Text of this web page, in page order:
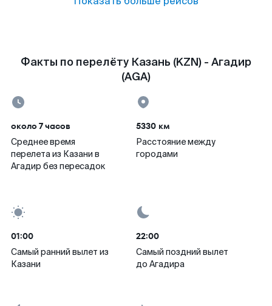
Факты по перелёту Казань (KZN) - Агадир
(AGA)
около 7 часов
Среднее время
перелета из Казани в
Агадир без пересадок
5330 км
Расстояние между
городами
01:00
Самый ранний вылет из
Казани
22:00
Самый поздний вылет
до Агадира